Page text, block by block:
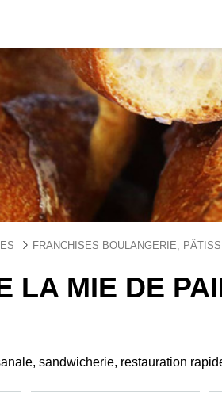
FRANCHISES BOULANGERIE,
LA MIE DE
sandwicherie, restauration